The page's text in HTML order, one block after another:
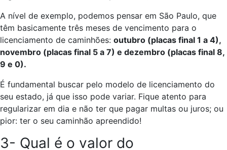
A nível de exemplo, podemos pensar em São Paulo, que
têm basicamente três meses de vencimento para o
licenciamento de caminhões: outubro (placas final 1 a 4),
novembro (placas final 5 a 7) e dezembro (placas final 8,
9 e 0).
É fundamental buscar pelo modelo de licenciamento do
seu estado, já que isso pode variar. Fique atento para
regularizar em dia e não ter que pagar multas ou juros; ou
pior: ter o seu caminhão apreendido!
3- Qual é o valor do